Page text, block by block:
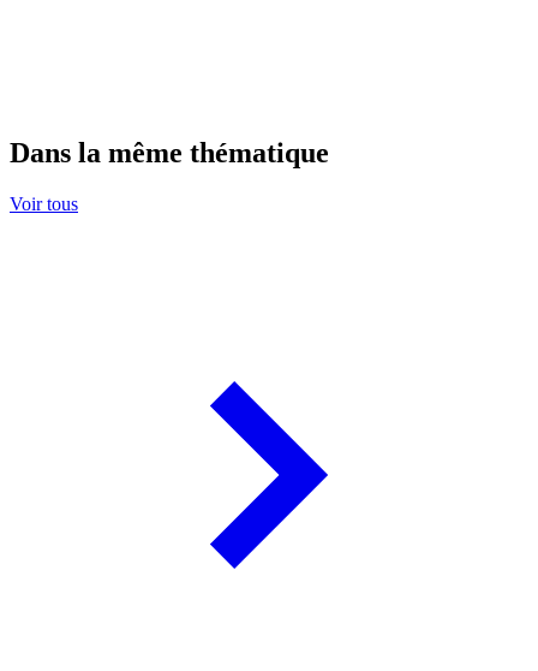
Dans la même thématique
Voir tous